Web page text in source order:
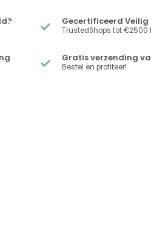
Gecertificeerd Veilig
TrustedShops tot €2500
Gratis verzending
Bestel en profiteer!